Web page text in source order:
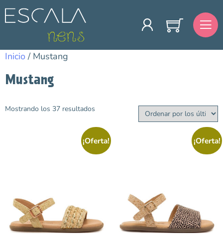
Inicio / Mustang
Mustang
Avance Temporada
Primavera/Verano
Colegiales
Más vendidos
Niña
Mostrando los 37 resultados
¡Oferta! ¡Oferta!